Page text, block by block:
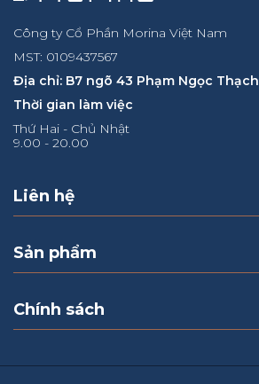
Công ty Cổ Phần Morina Việt Nam
MST: 0109437567
Địa chỉ: B7 ngõ 43 Phạm Ngọc Thạch
Thời gian làm việc
Thứ Hai - Chủ Nhật
9.00 - 20.00
Liên hệ
Sản phẩm
Chính sách